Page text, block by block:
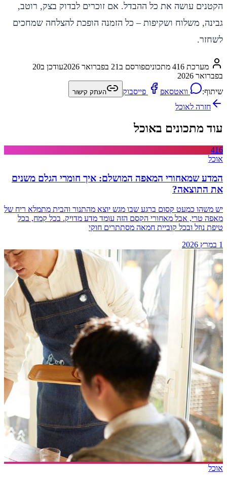
הקטנים עושה את כל ההבדל. אם זוכרים לבדוק בצק, רוטב,
גבינה, משלוח ושקיפות – כל הזמנה הופכת להצלחה שמחכים
לשחזר.
מערכת 416 מתכונים פורסם ב21 בפברואר 2026 עודכן ב20
בפברואר 2026
שיתוף:
וואטסאפ פייסבוק העתק קישור
חזרה לאוכל
עוד מתכונים באוכל
416
אוכל
המדע שמאחורי המאפה המושלם: איך חומרי הגלם משנים
את התוצאה?
יש משהו כמעט קסום ברגע שבו מגש יוצא מהתנור והבית מתמלא ריח של
מאפה טרי, אבל מאחורי הקסם הזה עומד מדע מדויק. בכל קמח, בכל
טיפת נוזל ובכל קוביית חמאה מסתתרים חוקי
1 במרץ 2026
אוכל